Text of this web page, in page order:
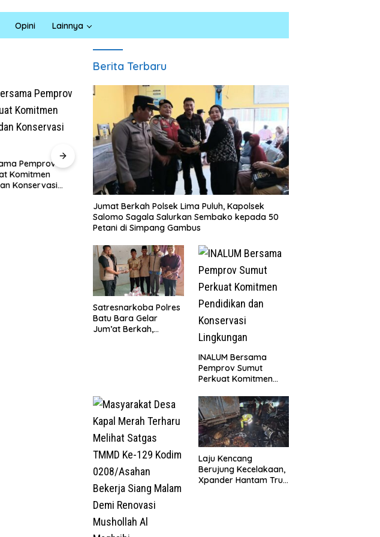
Opini Lainnya
Masyarakat Desa Kapal Merah
Terharu Melihat Satgas TMMD
Ke-129 Kodim 0208/Asahan
Bekerja Siang Malam Demi
Laju Kencang Berujung
Kecelakaan, Xpander Hantam
Truk yang Berhenti di Bahu
Kurang dari 1×24 Jam,
Lima Puluh Ringkus
Curas
Berita Terbaru
Jumat Berkah Polsek Lima Puluh, Kapolsek
Salomo Sagala Salurkan Sembako kepada 50
Petani di Simpang Gambus
Satresnarkoba Polres
Batu Bara Gelar
Jum’at Berkah,
INALUM Bersama
Pemprov Sumut
Perkuat Komitmen
Konservasi
Lingkungan
Laju Kencang
Berujung Kecelakaan,
Xpander Hantam Truk